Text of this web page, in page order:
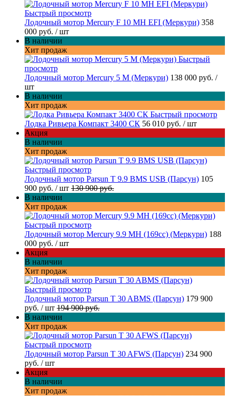
Быстрый просмотр
Лодочный мотор Mercury F 10 MH EFI (Меркури) 358
000 руб. / шт
В наличии
Хит продаж
Быстрый
просмотр
Лодочный мотор Mercury 5 M (Меркури) 138 000 руб. /
шт
В наличии
Хит продаж
Быстрый просмотр
Лодка Ривьера Компакт 3400 СК 56 010 руб. / шт
Акция
В наличии
Хит продаж
Быстрый просмотр
Лодочный мотор Parsun T 9.9 BMS USB (Парсун) 105
900 руб. / шт 130 900 руб.
В наличии
Хит продаж
Быстрый просмотр
Лодочный мотор Mercury 9.9 MH (169cc) (Меркури) 188
000 руб. / шт
Акция
В наличии
Хит продаж
Быстрый просмотр
Лодочный мотор Parsun T 30 ABMS (Парсун) 179 900
руб. / шт 194 900 руб.
В наличии
Хит продаж
Быстрый просмотр
Лодочный мотор Parsun T 30 AFWS (Парсун) 234 900
руб. / шт
Акция
В наличии
Хит продаж